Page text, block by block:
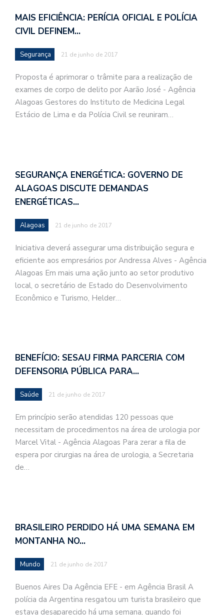
MAIS EFICIÊNCIA: PERÍCIA OFICIAL E POLÍCIA
CIVIL DEFINEM…
Segurança 21 de junho de 2017
Proposta é aprimorar o trâmite para a realização de
exames de corpo de delito por Aarão José - Agência
Alagoas Gestores do Instituto de Medicina Legal
Estácio de Lima e da Polícia Civil se reuniram…
SEGURANÇA ENERGÉTICA: GOVERNO DE
ALAGOAS DISCUTE DEMANDAS
ENERGÉTICAS…
Alagoas 21 de junho de 2017
Iniciativa deverá assegurar uma distribuição segura e
eficiente aos empresários por Andressa Alves - Agência
Alagoas Em mais uma ação junto ao setor produtivo
local, o secretário de Estado do Desenvolvimento
Econômico e Turismo, Helder…
BENEFÍCIO: SESAU FIRMA PARCERIA COM
DEFENSORIA PÚBLICA PARA…
Saúde 21 de junho de 2017
Em princípio serão atendidas 120 pessoas que
necessitam de procedimentos na área de urologia por
Marcel Vital - Agência Alagoas Para zerar a fila de
espera por cirurgias na área de urologia, a Secretaria
de…
BRASILEIRO PERDIDO HÁ UMA SEMANA EM
MONTANHA NO…
Mundo 21 de junho de 2017
Buenos Aires Da Agência EFE - em Agência Brasil A
polícia da Argentina resgatou um turista brasileiro que
estava desaparecido há uma semana, quando foi